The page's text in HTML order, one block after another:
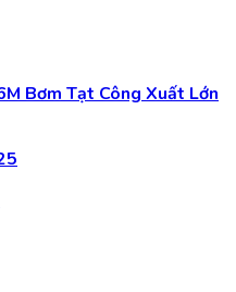
Bơm Tạt Công Xuất Lớn